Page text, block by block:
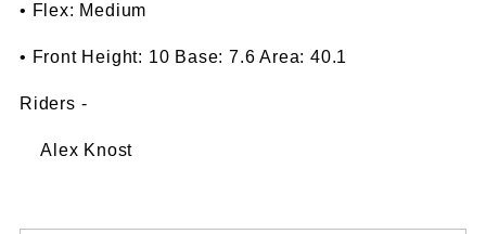
• Flex: Medium
• Front Height: 10 Base: 7.6 Area: 40.1
Riders -
Alex Knost